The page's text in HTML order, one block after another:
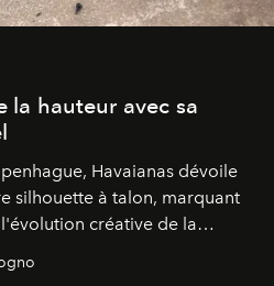
la hauteur avec sa
Havaianas dévoile
silhouette à talon, marquant
créative de la